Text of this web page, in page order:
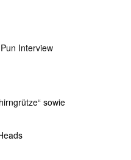
Interview
sowie